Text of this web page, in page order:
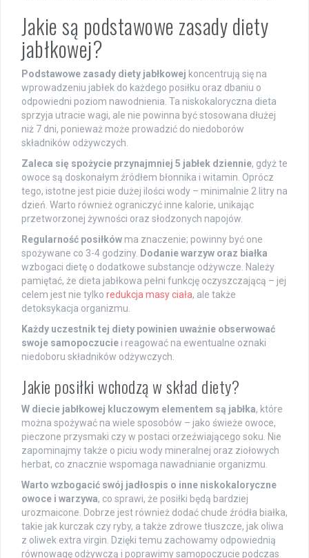
Jakie są podstawowe zasady diety
jabłkowej?
Podstawowe zasady diety jabłkowej koncentrują się na
wprowadzeniu jabłek do każdego posiłku oraz dbaniu o
odpowiedni poziom nawodnienia. Ta niskokaloryczna dieta
sprzyja utracie wagi, ale nie powinna być stosowana dłużej
niż 7 dni, ponieważ może prowadzić do niedoborów
składników odżywczych.
Zaleca się spożycie przynajmniej 5 jabłek dziennie, gdyż te
owoce są doskonałym źródłem błonnika i witamin. Oprócz
tego, istotne jest picie dużej ilości wody – minimalnie 2 litry na
dzień. Warto również ograniczyć inne kalorie, unikając
przetworzonej żywności oraz słodzonych napojów.
Regularność posiłków ma znaczenie; powinny być one
spożywane co 3-4 godziny. Dodanie warzyw oraz białka
wzbogaci dietę o dodatkowe substancje odżywcze. Należy
pamiętać, że dieta jabłkowa pełni funkcję oczyszczającą – jej
celem jest nie tylko redukcja masy ciała, ale także
detoksykacja organizmu.
Każdy uczestnik tej diety powinien uważnie obserwować
swoje samopoczucie i reagować na ewentualne oznaki
niedoboru składników odżywczych.
Jakie posiłki wchodzą w skład diety?
W diecie jabłkowej kluczowym elementem są jabłka, które
można spożywać na wiele sposobów – jako świeże owoce,
pieczone przysmaki czy w postaci orzeźwiającego soku. Nie
zapominajmy także o piciu wody mineralnej oraz ziołowych
herbat, co znacznie wspomaga nawadnianie organizmu.
Warto wzbogacić swój jadłospis o inne niskokaloryczne
owoce i warzywa, co sprawi, że posiłki będą bardziej
urozmaicone. Dobrze jest również dodać chude źródła białka,
takie jak kurczak czy ryby, a także zdrowe tłuszcze, jak oliwa
z oliwek extra virgin. Dzięki temu zachowamy odpowiednią
równowagę odżywczą i poprawimy samopoczucie podczas